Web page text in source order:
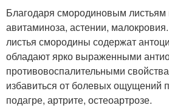
Благодаря смородиновым листьям
авитаминоза, астении,
листья смородины содержат
обладают ярко выраженными
противовоспалительными
избавиться от болевых ощущений
подагре, артрите, остеоартрозе.